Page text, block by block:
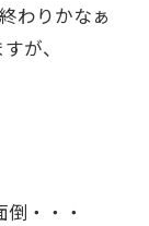
わりかなぁ
が、
・・・